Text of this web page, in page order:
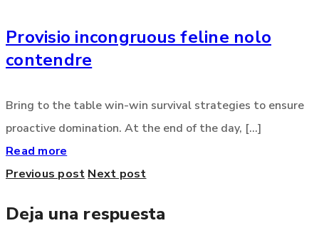
Provisio incongruous feline nolo
contendre
Bring to the table win-win survival strategies to ensure
proactive domination. At the end of the day, [...]
Read more
Previous post Next post
Deja una respuesta